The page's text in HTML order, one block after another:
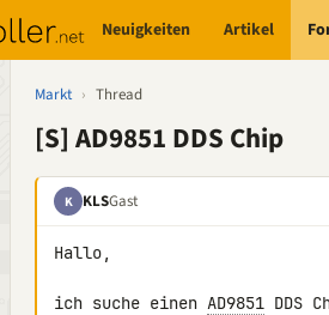
Neuigkeiten Artikel
Markt › Thread
[S] AD9851 DDS Chip
K KLSGast
Hallo,
ich suche einen AD9851 DDS